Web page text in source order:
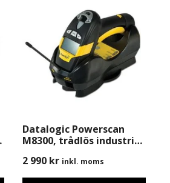
Datalogic Powerscan
M8300, trådlös industri
Basstation/Laddare,
Begagnad, B-Grade
2 990 kr inkl. moms